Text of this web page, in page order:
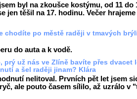
byl na zkoušce kostýmu, od 11 do
jen těšil na 17. hodinu. Večer
chodíte po městě raději v tmavých
do auta a k vodě.
prý už nás ve Zlíně bavíte přes dvacet
a šel raději jinam? Klára
nelitoval. Prvních pět let jsem
ale pouto časem sílilo, až uzrálo v